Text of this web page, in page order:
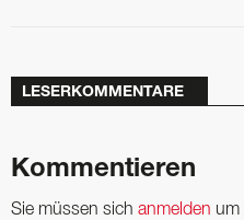
LESERKOMMENTARE
Kommentieren
Sie müssen sich anmelden um